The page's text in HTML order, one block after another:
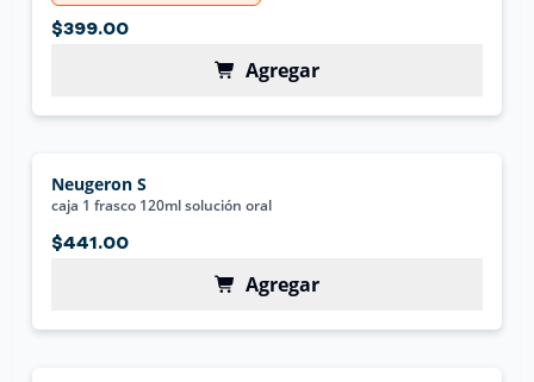
$399.00
Agregar
Neugeron S
caja 1 frasco 120ml solución oral
$441.00
Agregar